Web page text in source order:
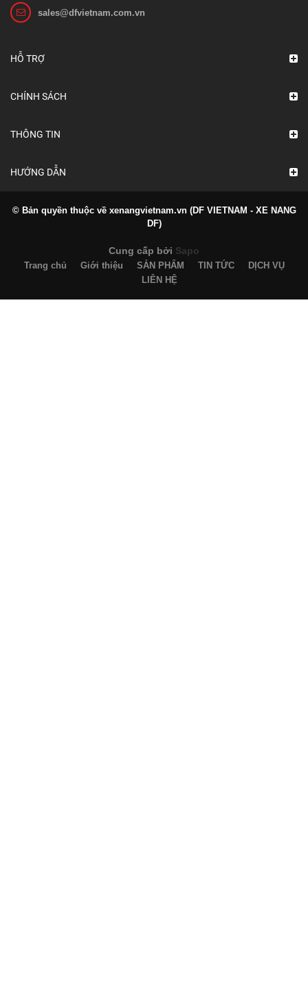
sales@dfvietnam.com.vn
HỖ TRỢ
CHÍNH SÁCH
THÔNG TIN
HƯỚNG DẪN
© Bản quyền thuộc về xenangvietnam.vn (DF VIETNAM - XE NANG
DF)
Cung cấp bởi Sapo
Trang chủ Giới thiệu SẢN PHẨM TIN TỨC
DỊCH VỤ
LIÊN HỆ